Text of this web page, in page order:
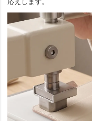
応えします。